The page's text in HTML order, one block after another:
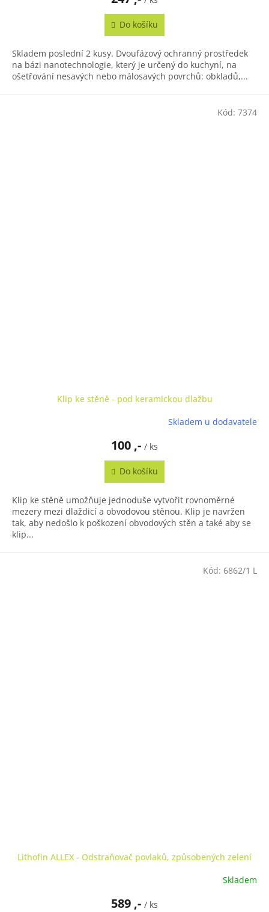
Do košíku
Skladem poslední 2 kusy. Dvoufázový ochranný prostředek
na bázi nanotechnologie, který je určený do kuchyní, na
ošetřování nesavých nebo málosavých povrchů: obkladů,...
Klip ke stěně - pod keramickou dlažbu
Skladem u dodavatele
100 ,- / ks
Do košíku
Klip ke stěně umožňuje jednoduše vytvořit rovnoměrné
mezery mezi dlaždicí a obvodovou stěnou. Klip je navržen
tak, aby nedošlo k poškození obvodových stěn a také aby se
klip...
Kód: 7374
Lithofin ALLEX - Odstraňovač povlaků, způsobených zelení
Skladem
589 ,- / ks
Kód: 6862/1 L